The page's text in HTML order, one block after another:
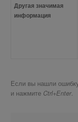
Другая значимая
информация
Если вы нашли
и нажмите Ctrl+Enter.